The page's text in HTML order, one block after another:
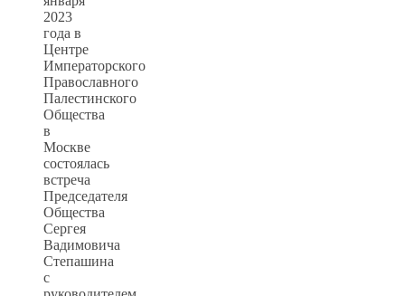
2023
года в
Центре
Императорского
Православного
Палестинского
Общества
в
Москве
состоялась
встреча
Председателя
Общества
Сергея
Вадимовича
Степашина
с